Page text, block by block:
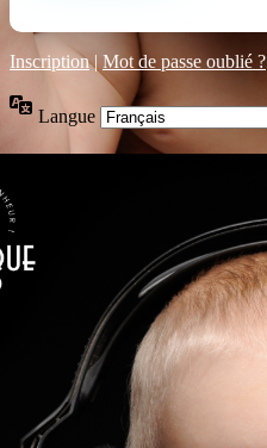
Inscription| Mot de passe oublié ?
Langue